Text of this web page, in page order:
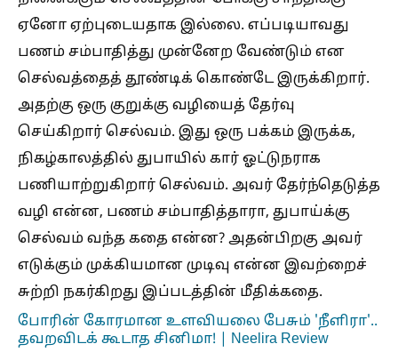
ஏனோ ஏற்புடையதாக இல்லை. எப்படியாவது
பணம் சம்பாதித்து முன்னேற வேண்டும் என
செல்வத்தைத் தூண்டிக் கொண்டே இருக்கிறார்.
அதற்கு ஒரு குறுக்கு வழியைத் தேர்வு
செய்கிறார் செல்வம். இது ஒரு பக்கம் இருக்க,
நிகழ்காலத்தில் துபாயில் கார் ஓட்டுநராக
பணியாற்றுகிறார் செல்வம். அவர் தேர்ந்தெடுத்த
வழி என்ன, பணம் சம்பாதித்தாரா, துபாய்க்கு
செல்வம் வந்த கதை என்ன? அதன்பிறகு அவர்
எடுக்கும் முக்கியமான முடிவு என்ன இவற்றைச்
சுற்றி நகர்கிறது இப்படத்தின் மீதிக்கதை.
போரின் கோரமான உளவியலை பேசும் 'நீளிரா'..
தவறவிடக் கூடாத சினிமா! | Neelira Review